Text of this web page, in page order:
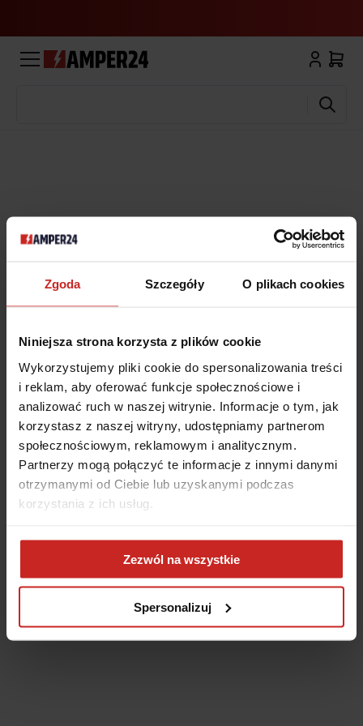
Zgoda Szczegóły O plikach cookies
Niniejsza strona korzysta z plików cookie
Wykorzystujemy pliki cookie do spersonalizowania treści
i reklam, aby oferować funkcje społecznościowe i
analizować ruch w naszej witrynie. Informacje o tym, jak
korzystasz z naszej witryny, udostępniamy partnerom
społecznościowym, reklamowym i analitycznym.
Partnerzy mogą połączyć te informacje z innymi danymi
otrzymanymi od Ciebie lub uzyskanymi podczas
korzystania z ich usług.
Zezwól na wszystkie
Spersonalizuj
browser console for more information)